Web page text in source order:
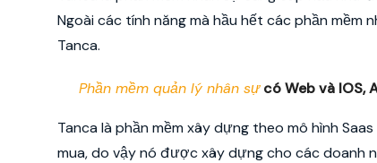
Ngoài các tính năng mà hầu hết các phần mềm
Tanca.
Phần mềm quản lý nhân sựcó Web và IOS,
Tanca là phần mềm xây dựng theo mô hình
mua, do vậy nó được xây dựng cho các doanh